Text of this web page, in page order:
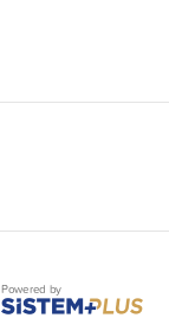
Powered by